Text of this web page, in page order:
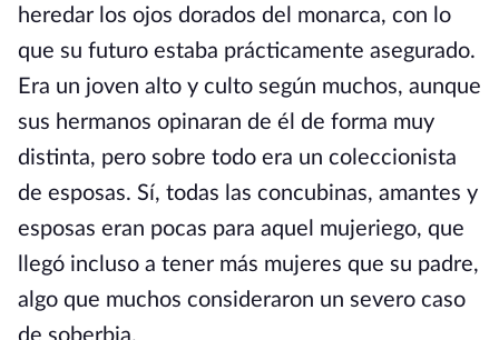
heredar los ojos dorados del monarca, con lo
que su futuro estaba prácticamente asegurado.
Era un joven alto y culto según muchos, aunque
sus hermanos opinaran de él de forma muy
distinta, pero sobre todo era un coleccionista
de esposas. Sí, todas las concubinas, amantes y
esposas eran pocas para aquel mujeriego, que
llegó incluso a tener más mujeres que su padre,
algo que muchos consideraron un severo caso
de soberbia.